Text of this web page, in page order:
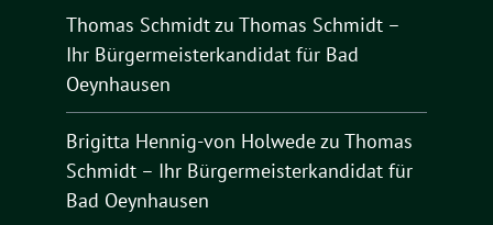
Thomas Schmidtzu Thomas Schmidt –
Ihr Bürgermeisterkandidat für Bad
Oeynhausen
Brigitta Hennig-von Holwedezu Thomas
Schmidt – Ihr Bürgermeisterkandidat für
Bad Oeynhausen